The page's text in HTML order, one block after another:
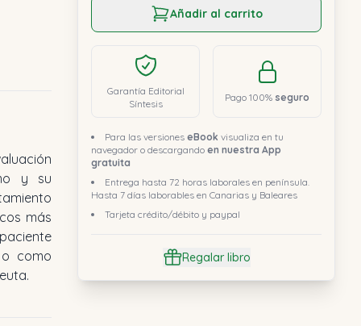
Añadir al carrito
Garantía Editorial
Síntesis
Pago 100% seguro
Para las versiones eBook visualiza en tu
navegador o descargando en nuestra App
gratuita
Entrega hasta 72 horas laborales en península.
Hasta 7 días laborables en Canarias y Baleares
Tarjeta crédito/débito y paypal
Regalar libro